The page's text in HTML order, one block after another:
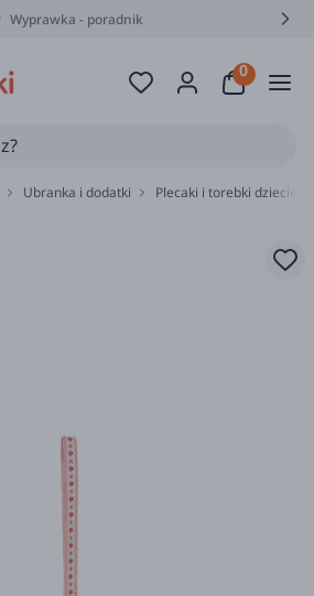
Wyprawka - poradnik
Ubranka i dodatki Plecaki i torebki dziecięce